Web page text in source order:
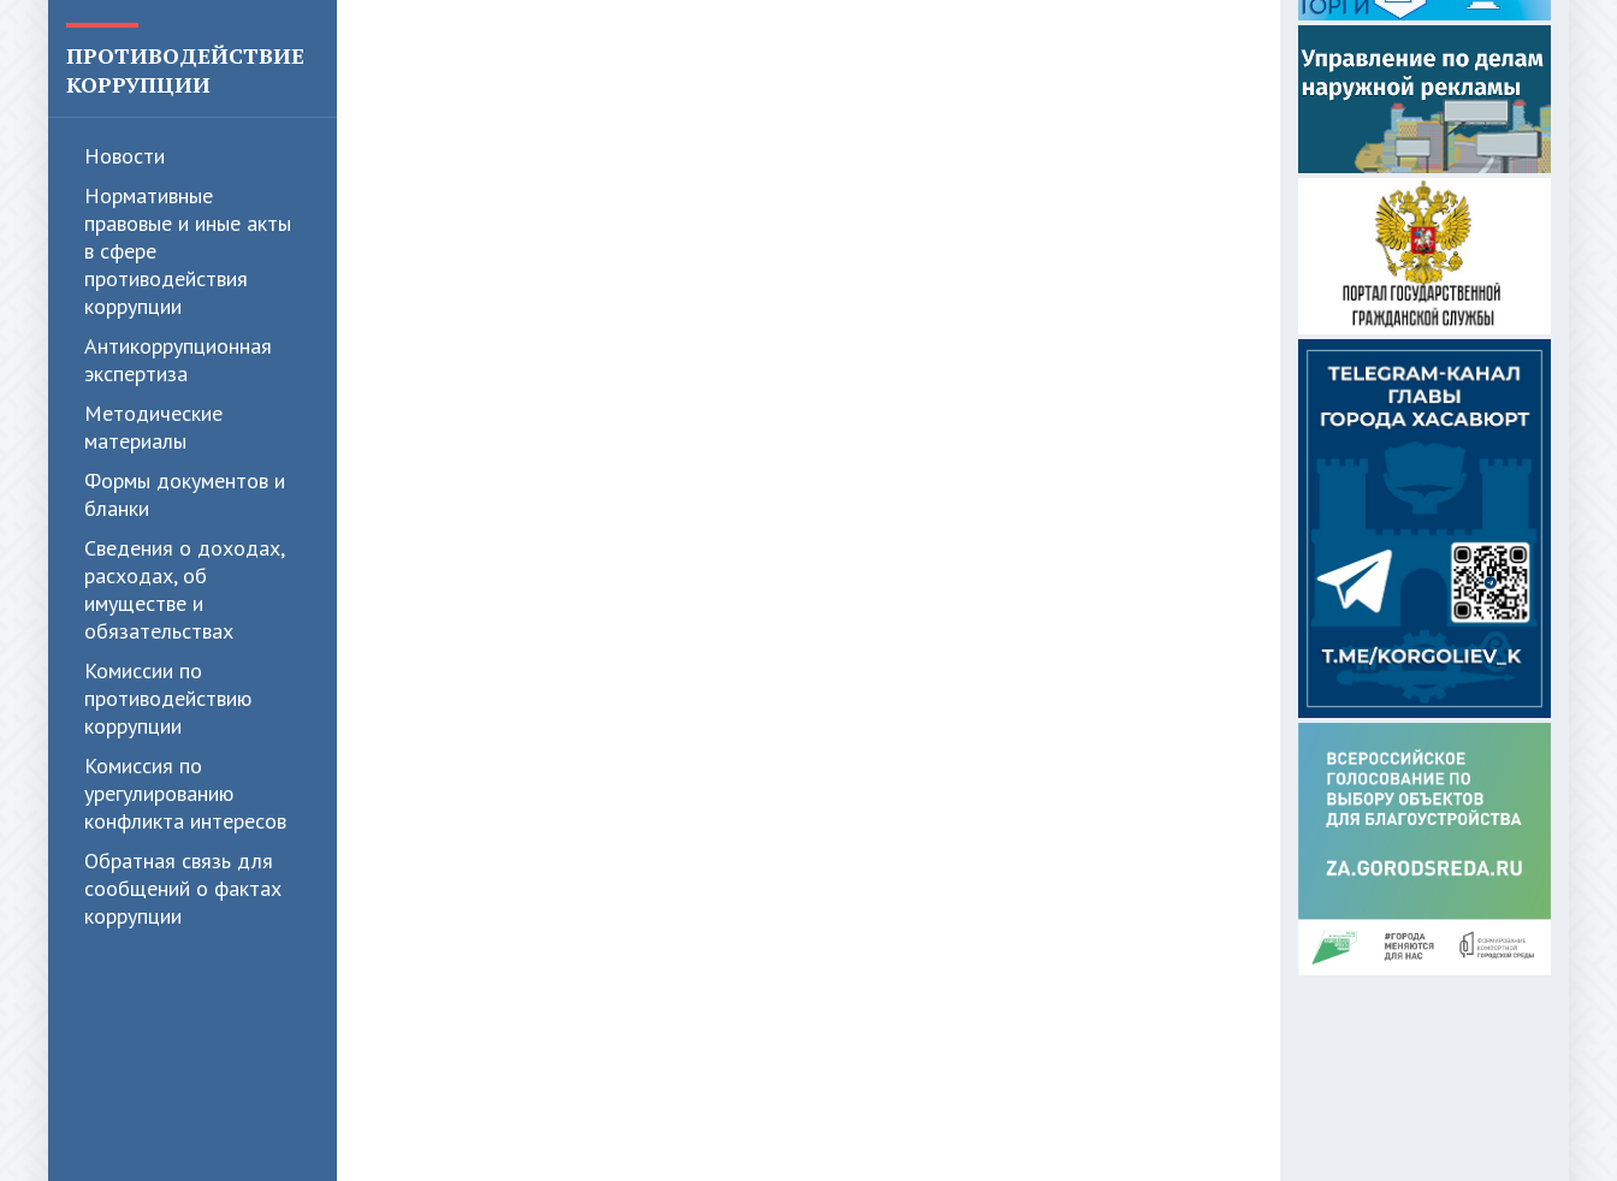
ПРОТИВОДЕЙСТВИЕ
КОРРУПЦИИ
Новости
Нормативные
правовые и иные акты
в сфере
противодействия
коррупции
Антикоррупционная
экспертиза
Методические
материалы
Формы документов и
бланки
Сведения о доходах,
расходах, об
имуществе и
обязательствах
Комиссии по
противодействию
коррупции
Комиссия по
урегулированию
конфликта интересов
Обратная связь для
сообщений о фактах
коррупции